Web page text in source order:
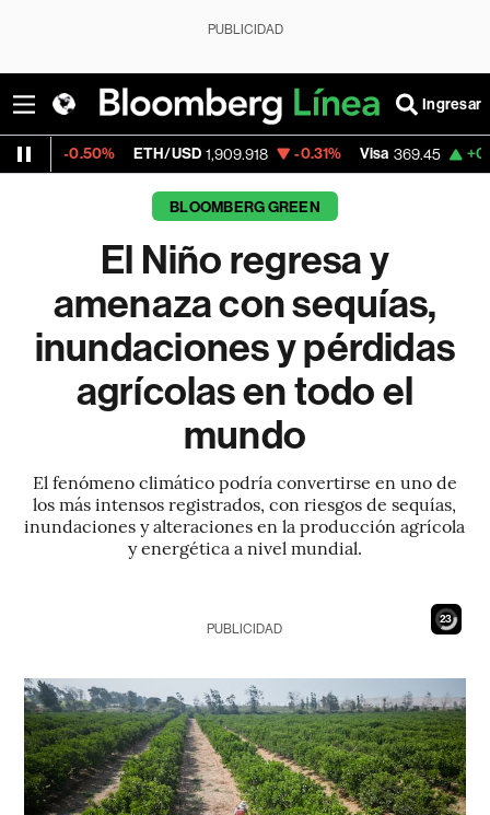
PUBLICIDAD
Ingresar
ETH/USD 1,909.918 -0.31% Visa 369.45 +0.25%
BLOOMBERG GREEN
El Niño regresa y
amenaza con sequías,
inundaciones y pérdidas
agrícolas en todo el
mundo
El fenómeno climático podría convertirse en uno de
los más intensos registrados, con riesgos de sequías,
inundaciones y alteraciones en la producción agrícola
y energética a nivel mundial.
21
PUBLICIDAD